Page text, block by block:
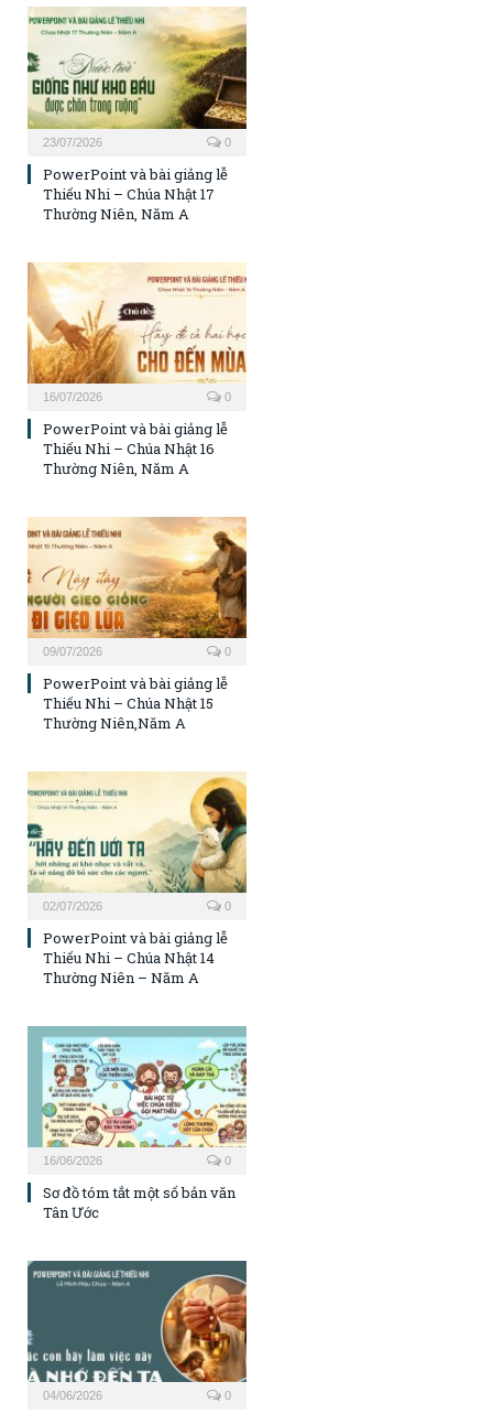
23/07/2026 0
PowerPoint và bài giảng lễ
Thiếu Nhi – Chúa Nhật 17
Thường Niên, Năm A
16/07/2026 0
PowerPoint và bài giảng lễ
Thiếu Nhi – Chúa Nhật 16
Thường Niên, Năm A
09/07/2026 0
PowerPoint và bài giảng lễ
Thiếu Nhi – Chúa Nhật 15
Thường Niên,Năm A
02/07/2026 0
PowerPoint và bài giảng lễ
Thiếu Nhi – Chúa Nhật 14
Thường Niên – Năm A
16/06/2026 0
Sơ đồ tóm tắt một số bản văn
Tân Ước
04/06/2026 0